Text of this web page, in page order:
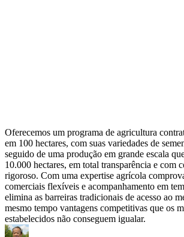
Oferecemos um programa de agricultura
em 100 hectares, com suas variedades de
seguido de uma produção em grande escala
10.000 hectares, em total transparência e com
rigoroso. Com uma expertise agrícola
comerciais flexíveis e acompanhamento em
elimina as barreiras tradicionais de acesso ao
mesmo tempo vantagens competitivas que os
estabelecidos não conseguem igualar.